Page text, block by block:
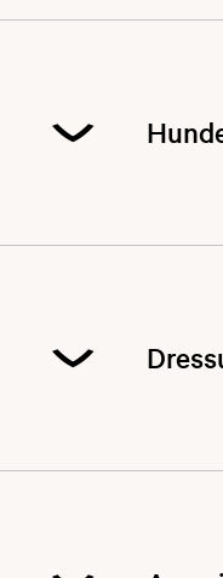
​​​​For henvendelser